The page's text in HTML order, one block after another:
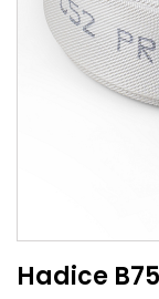
Hadice